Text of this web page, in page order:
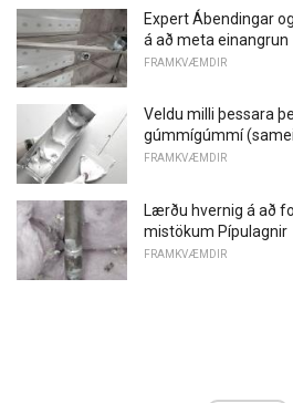
Expert Ábendingar
á að meta einangrun
FRAMKVÆMDIR
Veldu milli þessara
gúmmígúmmí
FRAMKVÆMDIR
Lærðu hvernig á að
mistökum Pípulagnir
FRAMKVÆMDIR